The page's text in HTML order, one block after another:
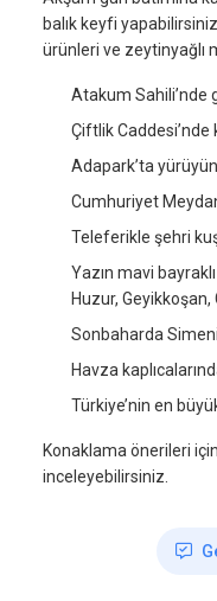
balık keyfi
ürünleri ve zeytinyağlı
Atakum Sahili’nde
Çiftlik Caddesi’nde
Adapark’ta yürüyün.
Cumhuriyet
Teleferikle şehri
Yazın mavi
Huzur,
Sonbaharda
Havza
Türkiye’nin en
Konaklama önerileri için
inceleyebilirsiniz.